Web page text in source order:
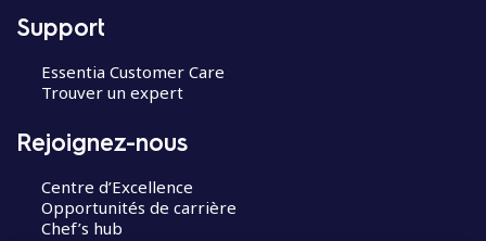
Support
Essentia Customer Care
Trouver un expert
Rejoignez-nous
Centre d’Excellence
Opportunités de carrière
Chef’s hub